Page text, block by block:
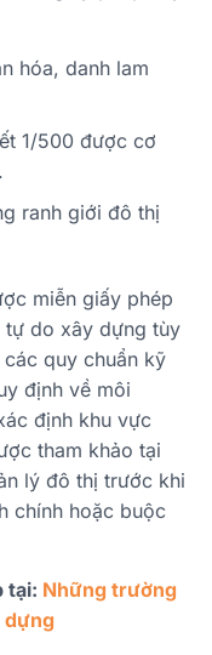
hóa, danh lam
1/500 được cơ
ranh giới đô thị
miễn giấy phép
do xây dựng tùy
quy chuẩn kỹ
định về môi
định khu vực
tham khảo tại
lý đô thị trước khi
chính hoặc buộc
tại: Những trường
dựng